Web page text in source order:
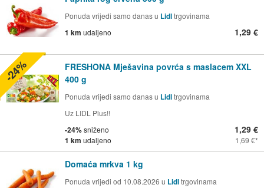
Ponuda vrijedi samo danas u Lidltrgovinama
1 km udaljeno 1,29 €
FRESHONA Mješavina povrća s maslacem XXL
400 g
Ponuda vrijedi samo danas u Lidltrgovinama
Uz LIDL Plus!!
-24%sniženo
1 km udaljeno
1,29 €
1,69 €
-24%
Domaća mrkva 1 kg
Ponuda vrijedi od 10.08.2026 u Lidltrgovinama